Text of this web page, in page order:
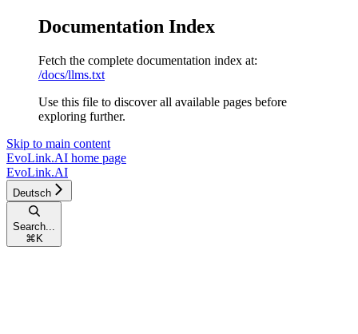
Documentation Index
Fetch the complete documentation index at:
/docs/llms.txt
Use this file to discover all available pages before
exploring further.
Skip to main content
EvoLink.AI home page
EvoLink.AI
Deutsch
Search...
⌘ K